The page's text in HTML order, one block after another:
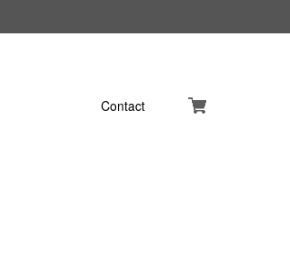
Contact